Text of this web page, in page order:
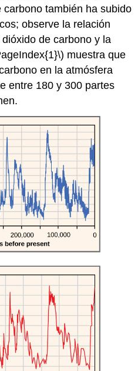
también ha subido
observe la relación
de carbono y la
muestra que
en la atmósfera
entre 180 y 300 partes